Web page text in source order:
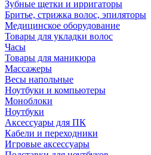
Зубные щетки и ирригаторы
Бритье, стрижка волос, эпиляторы
Медицинское оборудование
Товары для укладки волос
Часы
Товары для маникюра
Массажеры
Весы напольные
Ноутбуки и компьютеры
Моноблоки
Ноутбуки
Аксессуары для ПК
Кабели и переходники
Игровые аксессуары